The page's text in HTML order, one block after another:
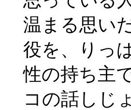
温まる思い
役を、りっ
性の持ち主
コの話しじ